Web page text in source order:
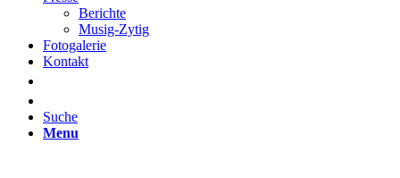
Berichte
Musig-Zytig
Fotogalerie
Kontakt
Suche
Menu